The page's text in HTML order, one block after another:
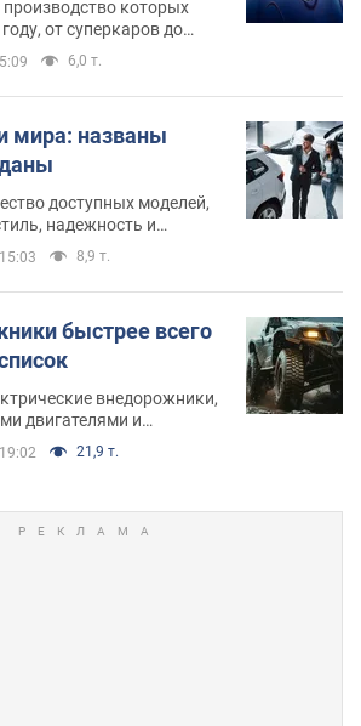
которых
от суперкаров до
оставивших свой
истории
6,0 т.
мира: названы
доступных моделей,
надежность и
8,9 т.
быстрее всего
внедорожники,
двигателями и
21,9 т.